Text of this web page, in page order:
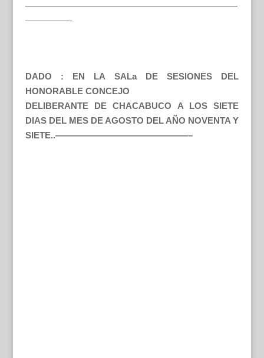
————————————————————————
—————-
DADO : EN LA SALa DE SESIONES DEL
HONORABLE CONCEJO
DELIBERANTE DE CHACABUCO A LOS SIETE
DIAS DEL MES DE AGOSTO DEL AÑO NOVENTA Y
SIETE..———————————————–